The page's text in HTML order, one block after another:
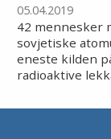
05.04.2019
42 mennesker
sovjetiske
eneste kilden
radioaktive